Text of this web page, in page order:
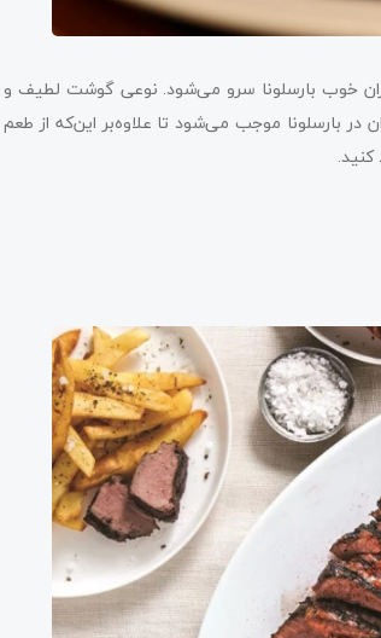
خوب بارسلونا سرو می‌شود. نوعی گوشت لطیف و
بارسلونا موجب می‌شود تا علاوه‌بر این‌که از طعم